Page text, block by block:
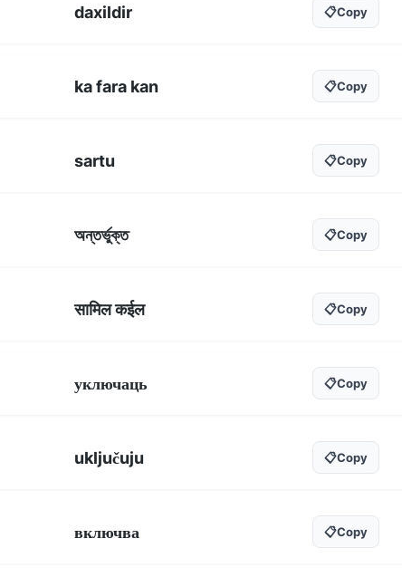
daxildir 📋Copy
ka fara kan 📋Copy
sartu 📋Copy
অন্তর্ভুক্ত 📋Copy
सामिल कईल 📋Copy
уключаць 📋Copy
uključuju 📋Copy
включва 📋Copy